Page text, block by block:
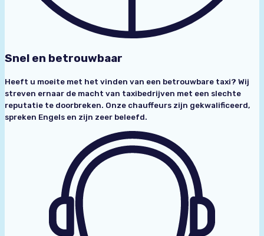
Snel en betrouwbaar
Heeft u moeite met het vinden van een betrouwbare taxi? Wij
streven ernaar de macht van taxibedrijven met een slechte
reputatie te doorbreken. Onze chauffeurs zijn gekwalificeerd,
spreken Engels en zijn zeer beleefd.